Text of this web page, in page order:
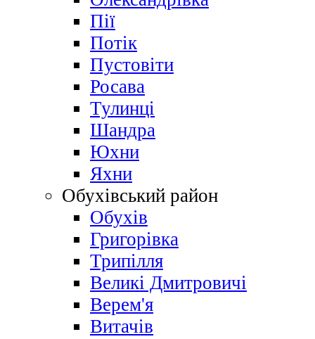
Пії
Потік
Пустовіти
Росава
Тулинці
Шандра
Юхни
Яхни
Обухівський район
Обухів
Григорівка
Трипілля
Великі Дмитровичі
Bерем'я
Витачів